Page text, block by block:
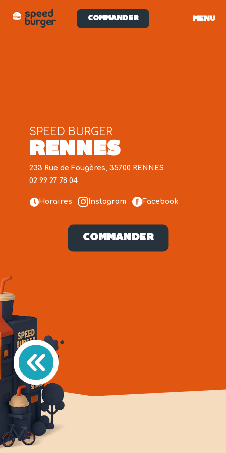
COMMANDER MENU
RENNES
SPEED BURGER
233 Rue de Fougères, 35700 RENNES
02 99 27 78 04
Horaires Instagram Facebook
COMMANDER